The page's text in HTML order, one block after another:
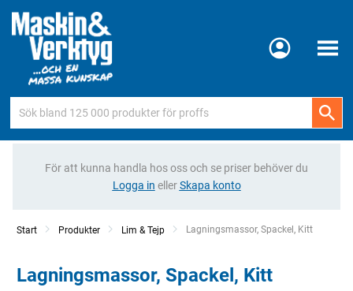
Meny
För att kunna handla hos oss och se priser behöver du
Logga in ellerSkapa konto
Start Produkter Lim & Tejp Current:
Lagningsmassor, Spackel, Kitt
Lagningsmassor, Spackel, Kitt